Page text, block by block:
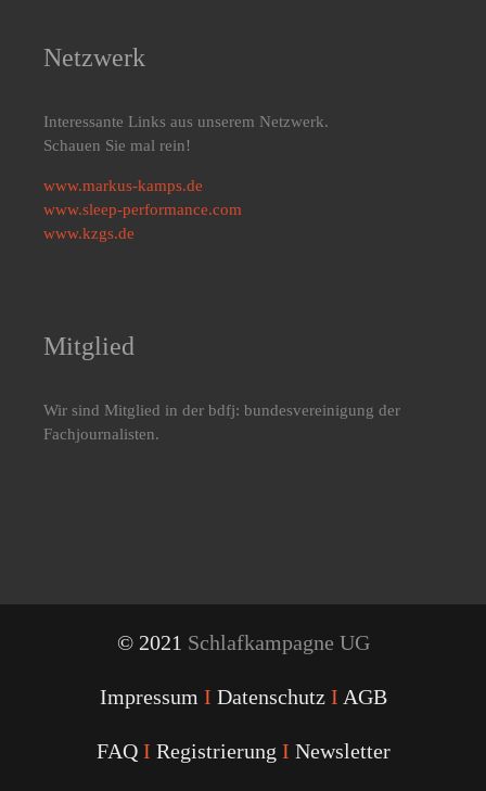
Netzwerk
Interessante Links aus unserem Netzwerk.
Schauen Sie mal rein!
www.markus-kamps.de
www.sleep-performance.com
www.kzgs.de
Mitglied
Wir sind Mitglied in der bdfj: bundesvereinigung der
Fachjournalisten.
© 2021 Schlafkampagne UG
Impressum I Datenschutz I AGB
FAQ I Registrierung I Newsletter